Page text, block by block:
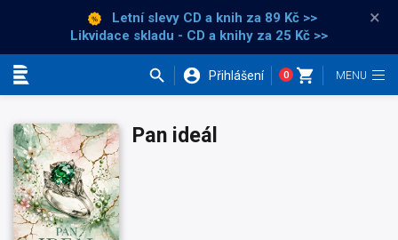
Letní slevy CD a knih za 89 Kč >>
Likvidace skladu - CD a knihy za 25 Kč >>
×
Přihlášení 0
Pan ideál